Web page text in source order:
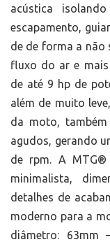
acústica
escapamento,
de de forma a não
fluxo do ar e mais
de até 9 hp de
além de muito
da moto,
agudos, gerando
de rpm. A MTG®
minimalista,
detalhes de
moderno para a
diâmetro: 63mm